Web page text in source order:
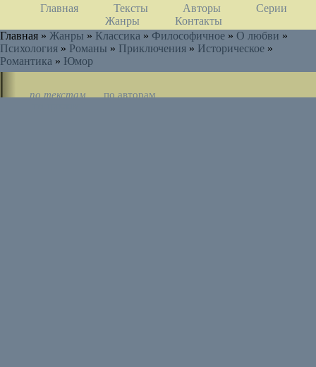
Главная Тексты Авторы
Серии
Жанры
Контакты
Главная » Жанры » Классика » Философичное » О любви »
Психология » Романы » Приключения » Историческое »
Романтика » Юмор
по текстам
по авторам